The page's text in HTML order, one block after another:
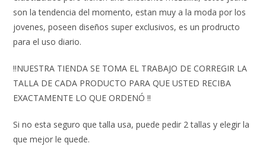
son la tendencia del momento, estan muy a la moda por los
jovenes, poseen diseños super exclusivos, es un prodructo
para el uso diario.
‼️NUESTRA TIENDA SE TOMA EL TRABAJO DE CORREGIR LA
TALLA DE CADA PRODUCTO PARA QUE USTED RECIBA
EXACTAMENTE LO QUE ORDENÓ ‼️
Si no esta seguro que talla usa, puede pedir 2 tallas y elegir la
que mejor le quede.